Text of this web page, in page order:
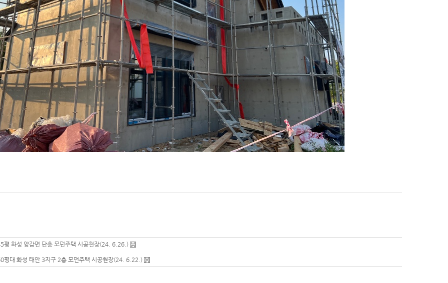
평 화성 양감면 단층 모던주택 시공현장(24. 6.26.)
평대 화성 태안 3지구 2층 모던주택 시공현장(24. 6.22.)